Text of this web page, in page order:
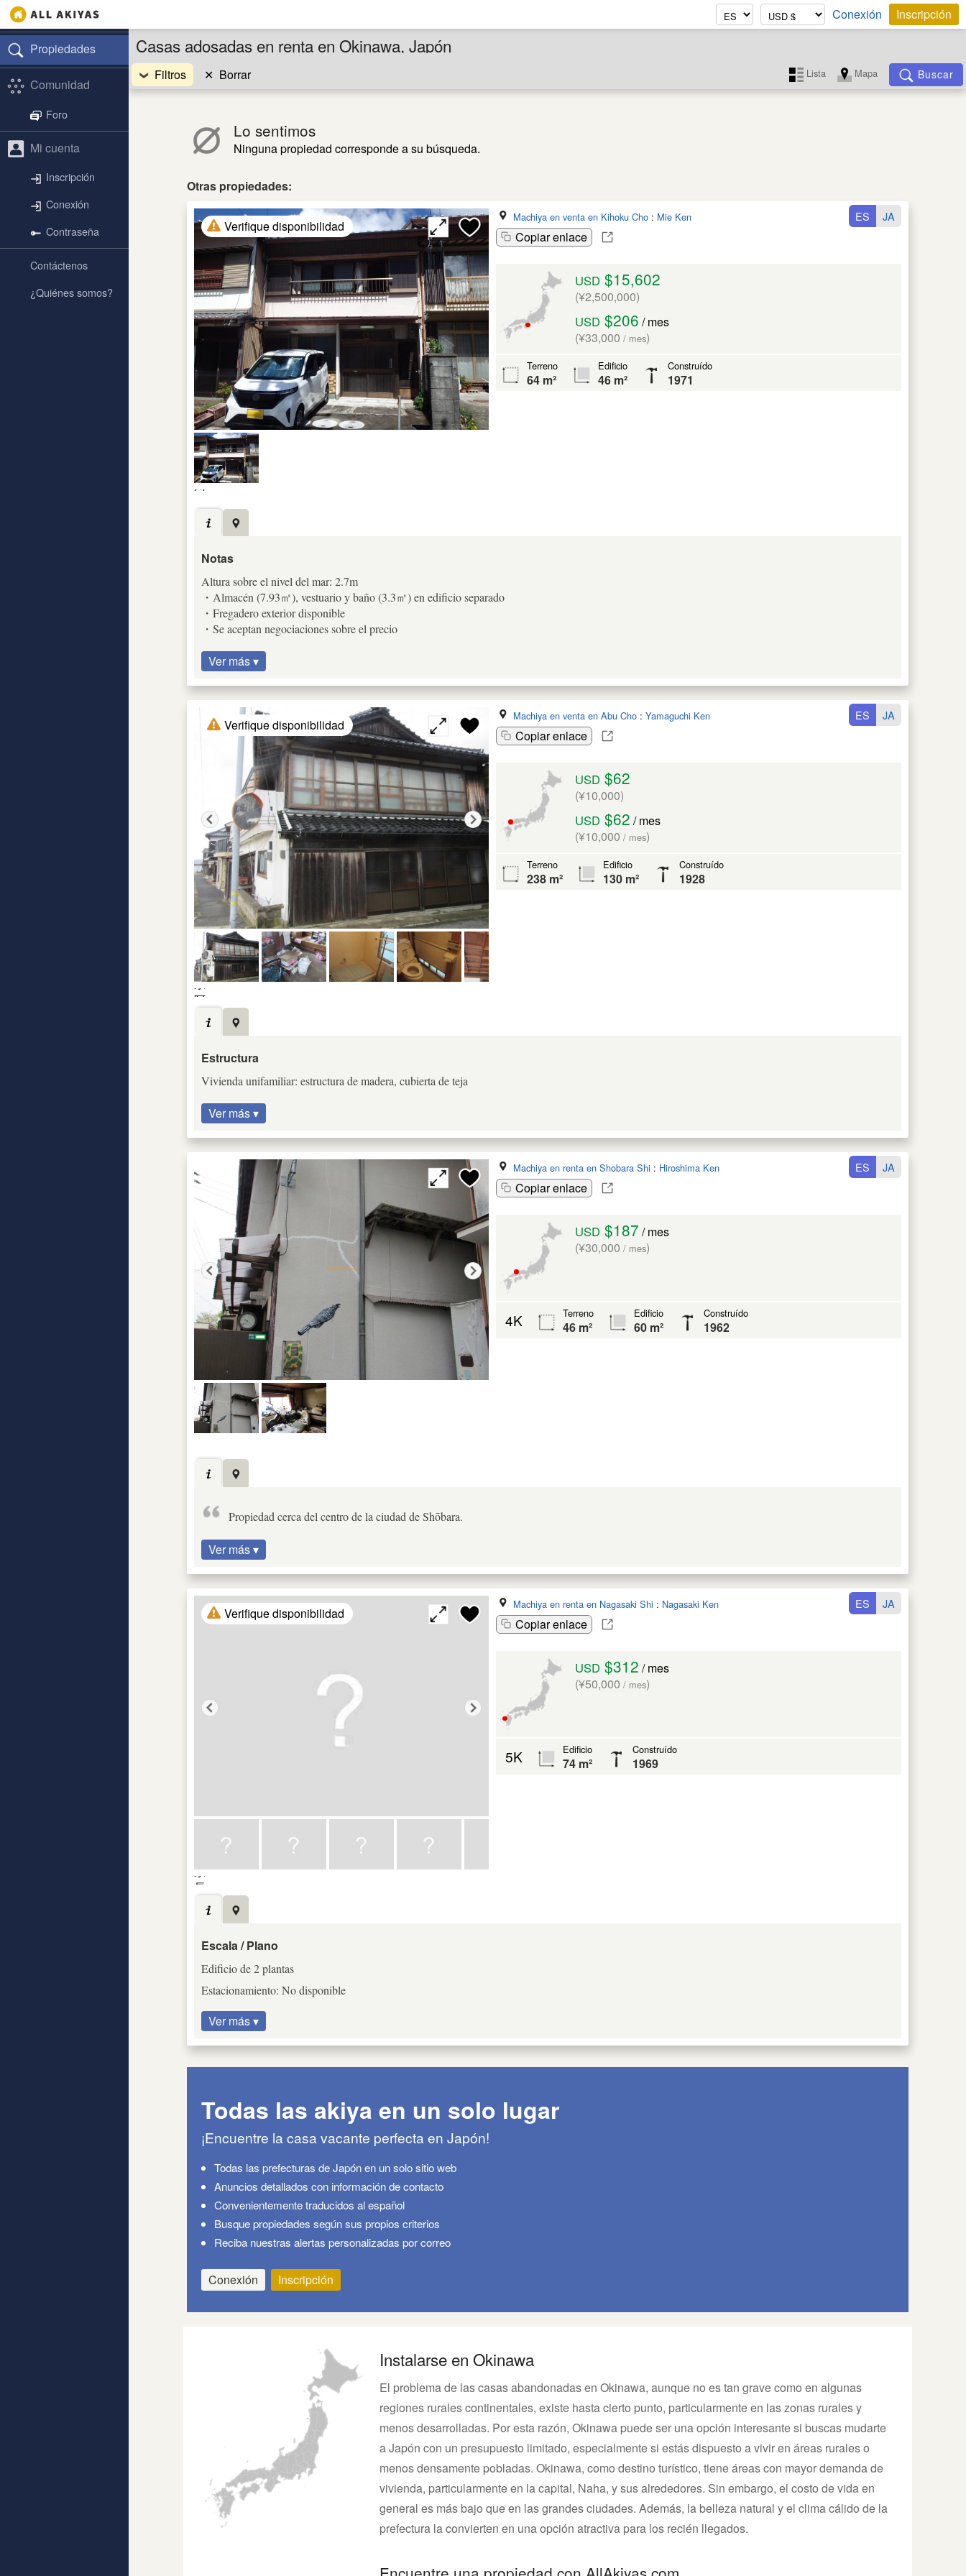
Conexión Inscripción
Propiedades
Comunidad
Foro
Mi cuenta
Inscripción
Conexión
Contraseña
Contáctenos
¿Quiénes somos?
Casas adosadas en renta en Okinawa, Japón
Filtros ✕ Borrar Lista Mapa Buscar
Lo sentimos
Ninguna propiedad corresponde a su búsqueda.
Otras propiedades:
Verifique disponibilidad
Machiya en venta en Kihoku Cho: Mie Ken
Copiar enlace
ES JA
USD $15,602
(¥2,500,000)
USD $206 / mes
(¥33,000 / mes)
Terreno
64 m²
Edificio
46 m²
Construído
1971
Notas
Altura sobre el nivel del mar: 2.7m
・Almacén (7.93㎡), vestuario y baño (3.3㎡) en edificio separado
・Fregadero exterior disponible
・Se aceptan negociaciones sobre el precio
Ver más ▾
Verifique disponibilidad
Machiya en venta en Abu Cho: Yamaguchi Ken
Copiar enlace
ES JA
USD $62
(¥10,000)
USD $62 / mes
(¥10,000 / mes)
Terreno
238 m²
Edificio
130 m²
Construído
1928
Estructura
Vivienda unifamiliar: estructura de madera, cubierta de teja
Ver más ▾
Machiya en renta en Shobara Shi : Hiroshima Ken
Copiar enlace
ES JA
USD $187 / mes
(¥30,000 / mes)
4K Terreno
46 m²
Edificio
60 m²
Construído
1962
Propiedad cerca del centro de la ciudad de Shōbara.
Ver más ▾
Verifique disponibilidad
Machiya en renta en Nagasaki Shi : Nagasaki Ken
Copiar enlace
ES JA
USD $312 / mes
(¥50,000 / mes)
5K Edificio
74 m²
Construído
1969
Escala / Plano
Edificio de 2 plantas
Estacionamiento: No disponible
Ver más ▾
Todas las akiya en un solo lugar
¡Encuentre la casa vacante perfecta en Japón!
Todas las prefecturas de Japón en un solo sitio web
Anuncios detallados con información de contacto
Convenientemente traducidos al español
Busque propiedades según sus propios criterios
Reciba nuestras alertas personalizadas por correo
Conexión Inscripción
Instalarse en Okinawa
El problema de las casas abandonadas en Okinawa, aunque no es tan grave como en algunas
regiones rurales continentales, existe hasta cierto punto, particularmente en las zonas rurales y
menos desarrolladas. Por esta razón, Okinawa puede ser una opción interesante si buscas mudarte
a Japón con un presupuesto limitado, especialmente si estás dispuesto a vivir en áreas rurales o
menos densamente pobladas. Okinawa, como destino turístico, tiene áreas con mayor demanda de
vivienda, particularmente en la capital, Naha, y sus alrededores. Sin embargo, el costo de vida en
general es más bajo que en las grandes ciudades. Además, la belleza natural y el clima cálido de la
prefectura la convierten en una opción atractiva para los recién llegados.